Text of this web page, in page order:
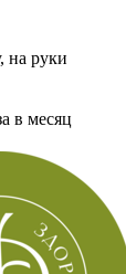
на руки
в месяц